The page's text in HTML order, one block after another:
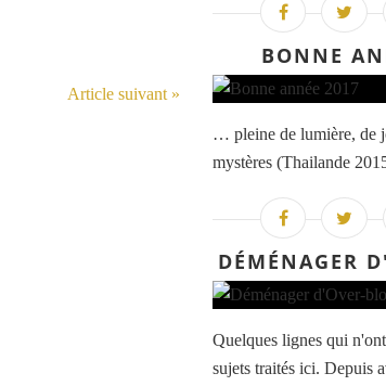
Article suivant »
BONNE
… pleine de lumière, de
mystères (Thailande
DÉMÉNAGER
Quelques lignes qui
sujets traités ici. Depuis